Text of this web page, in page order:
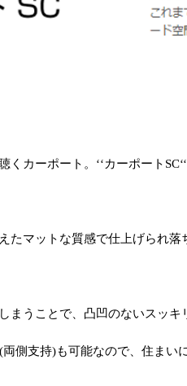
カーポート。‘‘カーポート SC
たマットな質感で仕上げられ落
うことで、凸凹のないスッキ
(両側支持)も可能なので、住まい